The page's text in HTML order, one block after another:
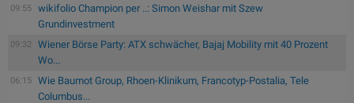
09:55
wikifolio Champion per ..: Simon Weishar mit Szew
Grundinvestment
09:32
Wiener Börse Party: ATX schwächer, Bajaj Mobility mit 40 Prozent
Wo...
06:15
Wie Baumot Group, Rhoen-Klinikum, Francotyp-Postalia, Tele
Columbus...